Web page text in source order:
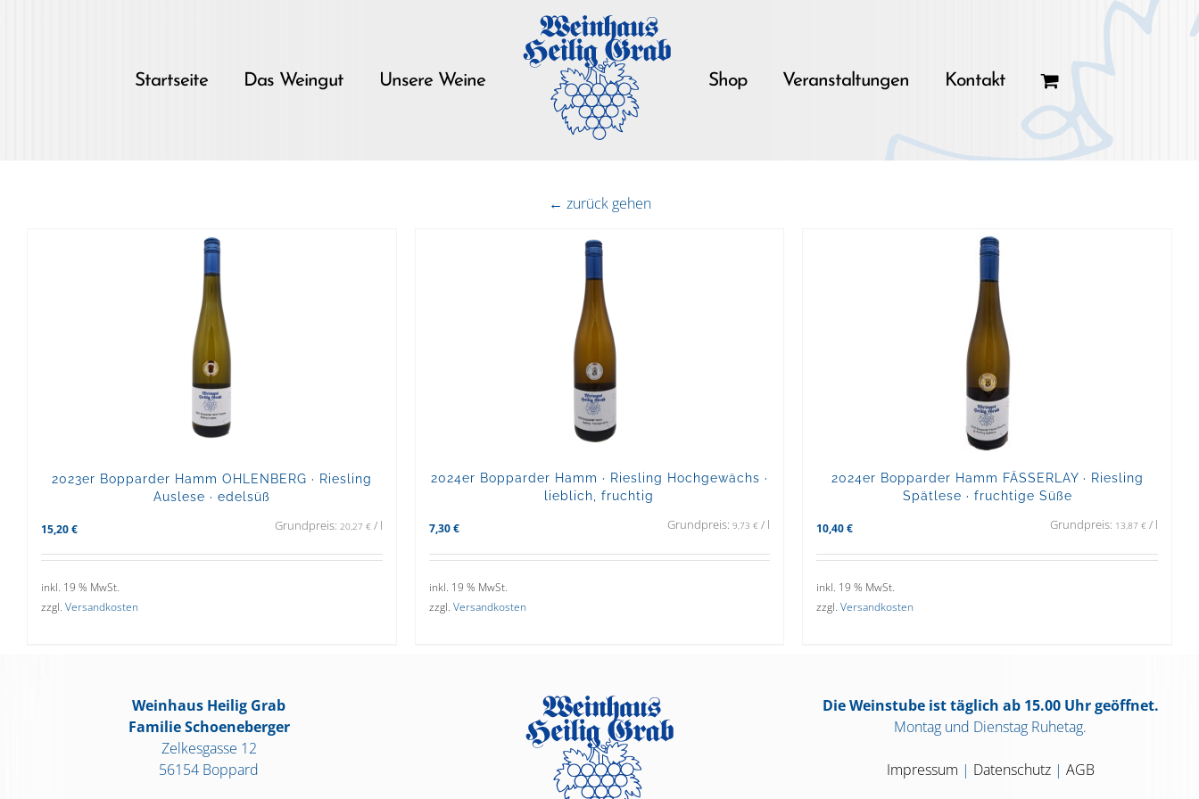
Startseite Das Weingut Unsere Weine Shop Veranstaltungen Kontakt
← zurück gehen
2023er Bopparder Hamm OHLENBERG · Riesling
Auslese · edelsüß
15,20 € Grundpreis: 20,27 €/ l
inkl. 19 % MwSt.
zzgl. Versandkosten
2024er Bopparder Hamm · Riesling Hochgewächs ·
lieblich, fruchtig
7,30 € Grundpreis:9,73€ / l
inkl. 19 % MwSt.
zzgl. Versandkosten
2024er Bopparder Hamm FÄSSERLAY · Riesling
Spätlese · fruchtige Süße
10,40€ Grundpreis: 13,87 €/ l
inkl. 19 % MwSt.
zzgl.Versandkosten
Weinhaus Heilig Grab
Familie Schoeneberger
Zelkesgasse 12
56154 Boppard
Die Weinstube ist täglich ab 15.00 Uhr geöffnet.
Montag und Dienstag Ruhetag.
Impressum | Datenschutz| AGB